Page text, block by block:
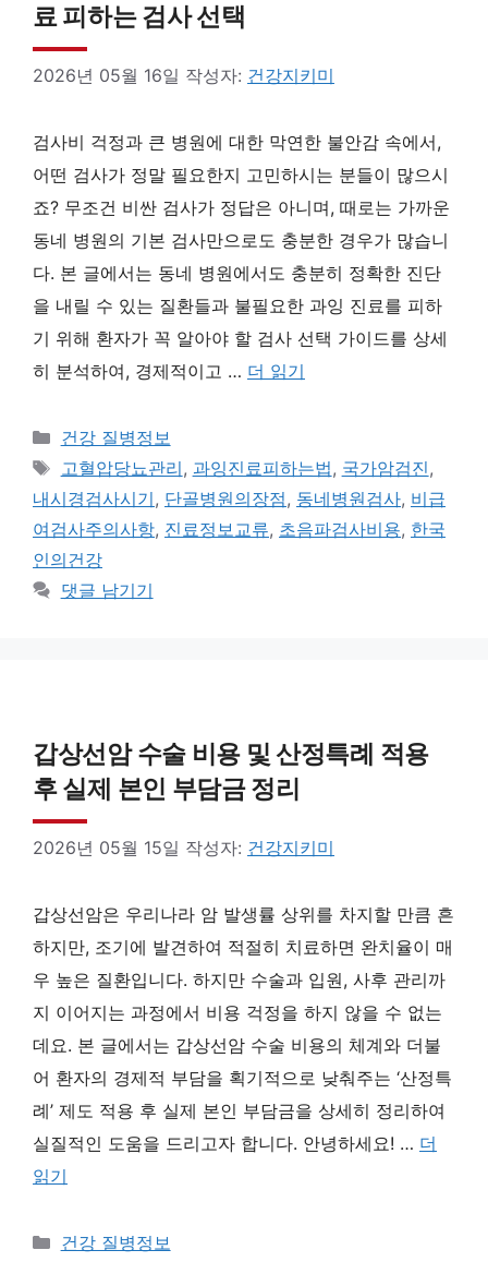
료 피하는 검사 선택
2026년 05월 16일 작성자: 건강지키미
검사비 걱정과 큰 병원에 대한 막연한 불안감 속에서,
어떤 검사가 정말 필요한지 고민하시는 분들이 많으시
죠? 무조건 비싼 검사가 정답은 아니며, 때로는 가까운
동네 병원의 기본 검사만으로도 충분한 경우가 많습니
다. 본 글에서는 동네 병원에서도 충분히 정확한 진단
을 내릴 수 있는 질환들과 불필요한 과잉 진료를 피하
기 위해 환자가 꼭 알아야 할 검사 선택 가이드를 상세
히 분석하여, 경제적이고 … 더 읽기
카
테
고
리
건강 질병정보
태
그
고혈압당뇨관리, 과잉진료피하는법, 국가암검진,
내시경검사시기, 단골병원의장점, 동네병원검사, 비급
여검사주의사항, 진료정보교류, 초음파검사비용, 한국
인의건강
댓글 남기기
갑상선암 수술 비용 및 산정특례 적용
후 실제 본인 부담금 정리
2026년 05월 15일 작성자: 건강지키미
갑상선암은 우리나라 암 발생률 상위를 차지할 만큼 흔
하지만, 조기에 발견하여 적절히 치료하면 완치율이 매
우 높은 질환입니다. 하지만 수술과 입원, 사후 관리까
지 이어지는 과정에서 비용 걱정을 하지 않을 수 없는
데요. 본 글에서는 갑상선암 수술 비용의 체계와 더불
어 환자의 경제적 부담을 획기적으로 낮춰주는 ‘산정특
례’ 제도 적용 후 실제 본인 부담금을 상세히 정리하여
실질적인 도움을 드리고자 합니다. 안녕하세요! … 더
읽기
카
건강 질병정보